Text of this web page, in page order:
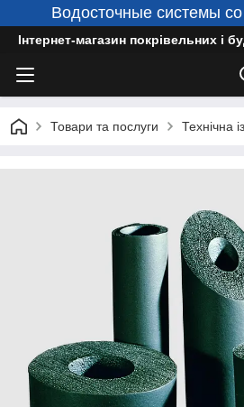
Водосточные системы
Інтернет-магазин покрівельних і
Товари та послуги Технічна